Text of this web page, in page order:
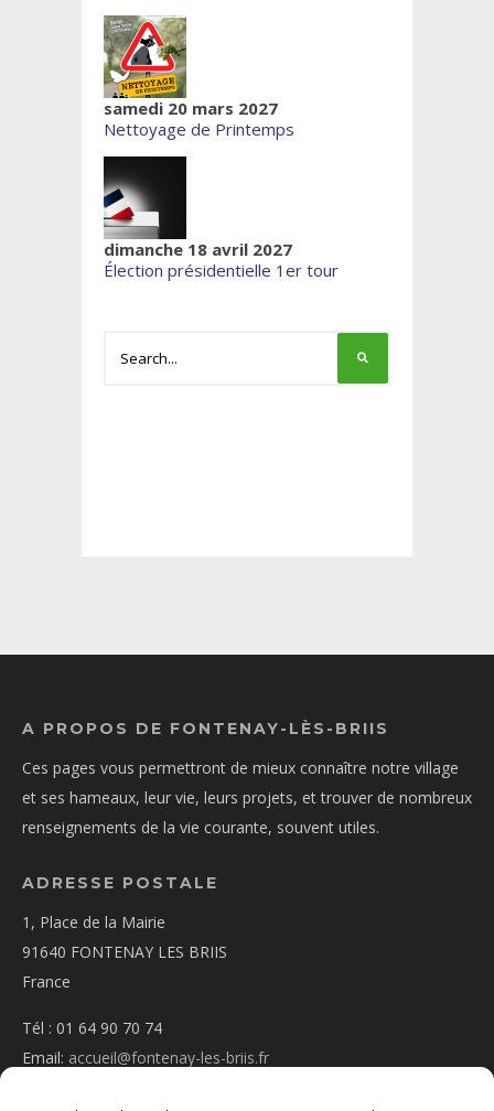
samedi 20 mars 2027
Nettoyage de Printemps
dimanche 18 avril 2027
Élection présidentielle 1er tour
A PROPOS DE FONTENAY-LÈS-BRIIS
Ces pages vous permettront de mieux connaître notre village
et ses hameaux, leur vie, leurs projets, et trouver de nombreux
renseignements de la vie courante, souvent utiles.
ADRESSE POSTALE
1, Place de la Mairie
91640 FONTENAY LES BRIIS
France
Tél : 01 64 90 70 74
Email: accueil@fontenay-les-briis.fr